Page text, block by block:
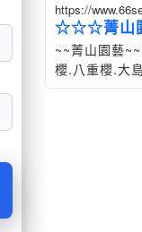
https://
☆☆☆菁山
~~菁山園藝
櫻.八重櫻.大
60公分).綠萼